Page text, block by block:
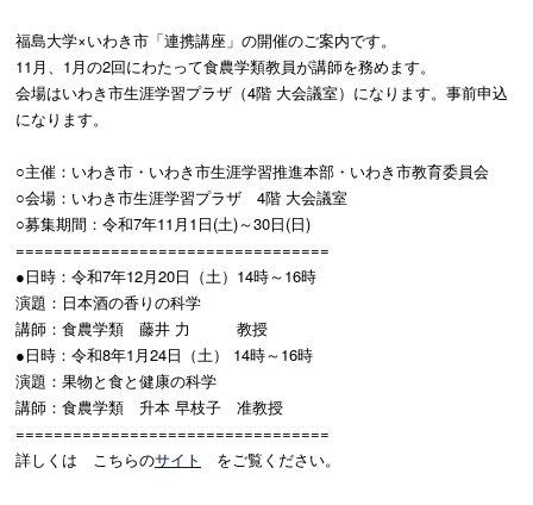
福島大学×いわき市「連携講座」の開催のご案内です。
11月、1月の2回にわたって食農学類教員が講師を務めます。
会場はいわき市生涯学習プラザ（4階 大会議室）になります。事前申込
になります。
○主催：いわき市・いわき市生涯学習推進本部・いわき市教育委員会
○会場：いわき市生涯学習プラザ 4階 大会議室
○募集期間：令和7年11月1日(土)～30日(日)
=================================
●日時：令和7年12月20日（土）14時～16時
演題：日本酒の香りの科学
講師：食農学類 藤井 力 教授
●日時：令和8年1月24日（土） 14時～16時
演題：果物と食と健康の科学
講師：食農学類 升本 早枝子 准教授
=================================
詳しくは こちらのサイト をご覧ください。